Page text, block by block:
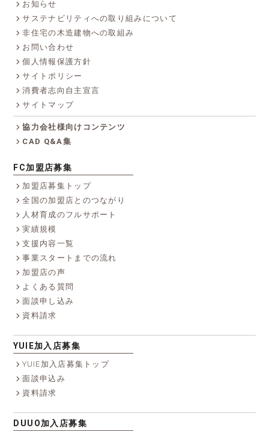
お知らせ
サステナビリティへの取り組みについて
非住宅の木造建物への取組み
お問い合わせ
個人情報保護方針
サイトポリシー
消費者志向自主宣言
サイトマップ
協力会社様向けコンテンツ
CAD Q&A集
FC加盟店募集
加盟店募集トップ
全国の加盟店とのつながり
人材育成のフルサポート
実績規模
支援内容一覧
事業スタートまでの流れ
加盟店の声
よくある質問
面談申し込み
資料請求
YUIE加入店募集
YUIE加入店募集トップ
面談申込み
資料請求
DUUO加入店募集